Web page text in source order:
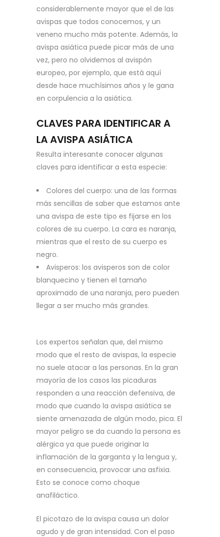
considerablemente mayor que el de las
avispas que todos conocemos, y un
veneno mucho más potente. Además, la
avispa asiática puede picar más de una
vez, pero no olvidemos al avispón
europeo, por ejemplo, que está aquí
desde hace muchísimos años y le gana
en corpulencia a la asiática.
CLAVES PARA IDENTIFICAR A
LA AVISPA ASIÁTICA
Resulta interesante conocer algunas
claves para identificar a esta especie:
Colores del cuerpo: una de las formas
más sencillas de saber que estamos ante
una avispa de este tipo es fijarse en los
colores de su cuerpo. La cara es naranja,
mientras que el resto de su cuerpo es
negro.
Avisperos: los avisperos son de color
blanquecino y tienen el tamaño
aproximado de una naranja, pero pueden
llegar a ser mucho más grandes.
Los expertos señalan que, del mismo
modo que el resto de avispas, la especie
no suele atacar a las personas. En la gran
mayoría de los casos las picaduras
responden a una reacción defensiva, de
modo que cuando la avispa asiática se
siente amenazada de algún modo, pica. El
mayor peligro se da cuando la persona es
alérgica ya que puede originar la
inflamación de la garganta y la lengua y,
en consecuencia, provocar una asfixia.
Esto se conoce como choque
anafiláctico.
El picotazo de la avispa causa un dolor
agudo y de gran intensidad. Con el paso